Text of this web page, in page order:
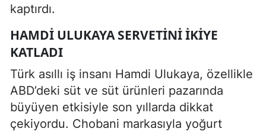
kaptırdı.
HAMDI ULUKAYA SERVETINI İKIYE
KATLADI
Türk asıllı iş insanı Hamdi Ulukaya, özellikle
ABD’deki süt ve süt ürünleri pazarında
büyüyen etkisiyle son yıllarda dikkat
çekiyordu. Chobani markasıyla yoğurt